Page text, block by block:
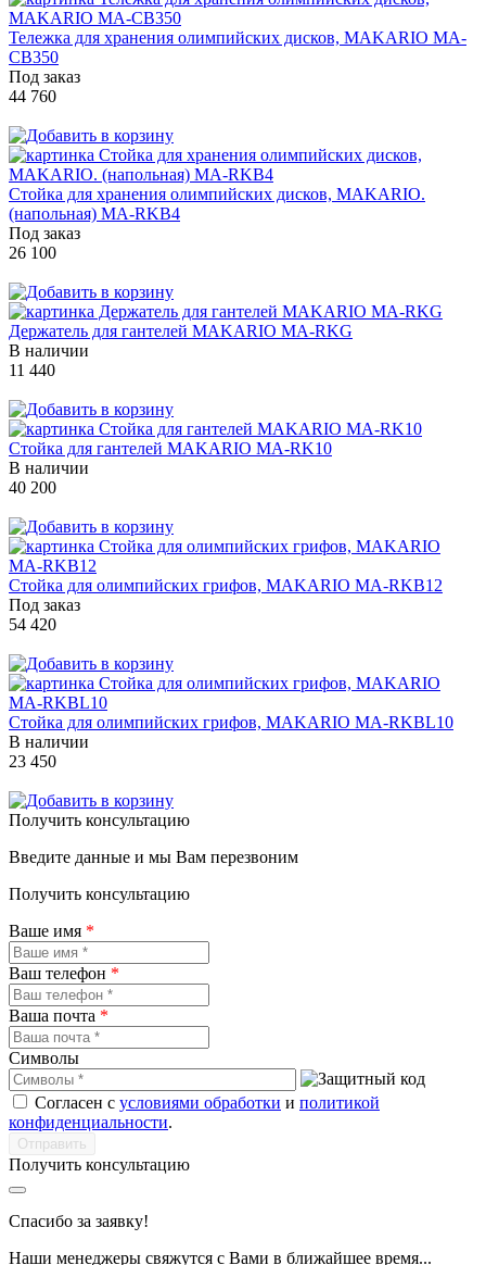
Тележка для хранения олимпийских дисков, MAKARIO MA-
СB350
Под заказ
44 760
Стойка для хранения олимпийских дисков, MAKARIO.
(напольная) MA-RKB4
Под заказ
26 100
Держатель для гантелей MAKARIO MA-RKG
В наличии
11 440
Стойка для гантелей MAKARIO MA-RK10
В наличии
40 200
Стойка для олимпийских грифов, MAKARIO MA-RKB12
Под заказ
54 420
Стойка для олимпийских грифов, MAKARIO MA-RKBL10
В наличии
23 450
Получить консультацию
Введите данные и мы Вам перезвоним
Получить консультацию
Ваше имя *
Ваш телефон *
Ваша почта *
Символы
Согласен с условиями обработки и политикой
конфиденциальности.
Получить консультацию
Спасибо за заявку!
Наши менеджеры свяжутся с Вами в ближайшее время...